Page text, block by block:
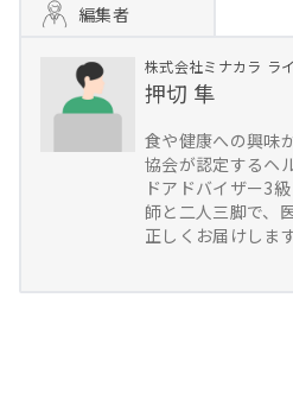
編集者
株式会社ミナカラ ラ
押切 隼
食や健康への興味
協会が認定するヘ
ドアドバイザー3
師と二人三脚で、
正しくお届けします